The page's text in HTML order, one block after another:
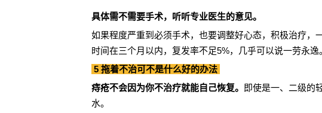
具体需不需要手术，听听专业医生的意见。
如果程度严重到必须手术，也要调整好心态，积极治疗，
时间在三个月以内，复发率不足5%，几乎可以说一劳永逸
5 拖着不治可不是什么好的办法
痔疮不会因为你不治疗就能自己恢复。
即使是一、二级的
水。